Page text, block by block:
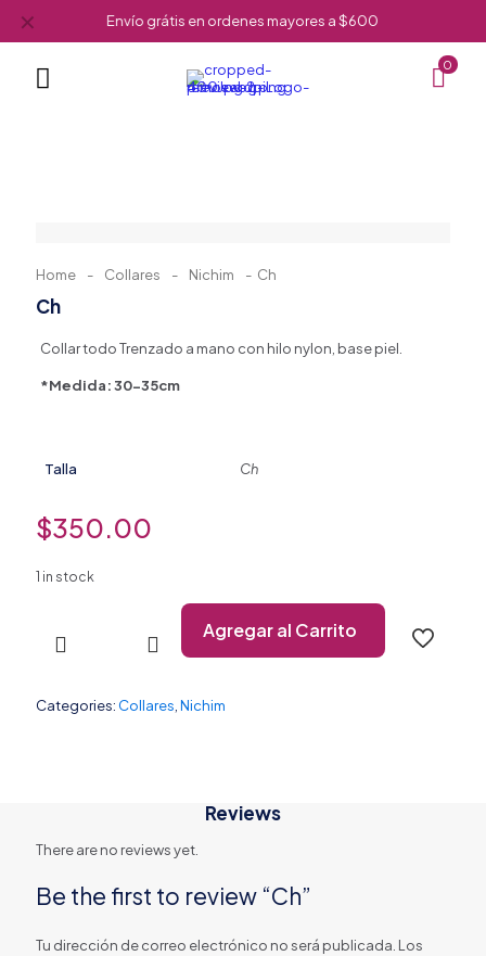
Envío grátis en ordenes mayores a $600
✕
0
Home - Collares - Nichim - Ch
Ch
Collar todo Trenzado a mano con hilo nylon, base piel.
*Medida: 30-35cm
Talla Ch
$350.00
1 in stock
Agregar al Carrito
Categories: Collares Nichim
Reviews
There are no reviews yet.
Be the first to review “Ch”
Tu dirección de correo electrónico no será publicada. Los